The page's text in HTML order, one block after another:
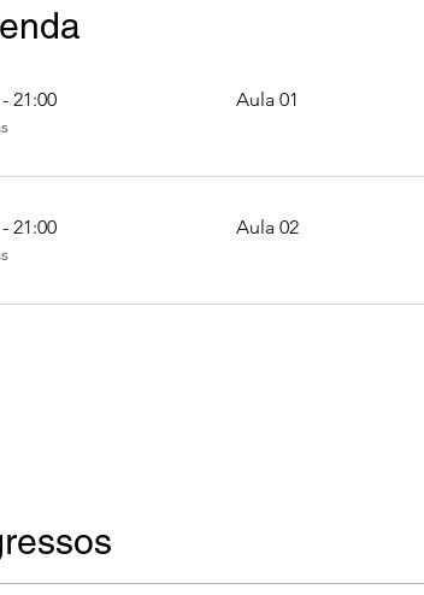
21:00 Aula 01
21:00 Aula 02